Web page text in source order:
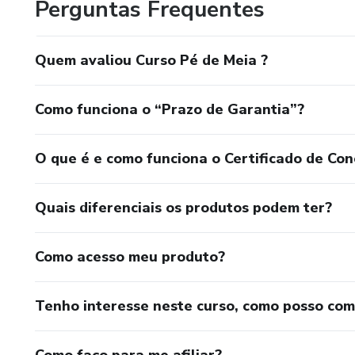
Perguntas Frequentes
Quem avaliou Curso Pé de Meia ?
Como funciona o “Prazo de Garantia”?
O que é e como funciona o Certificado de
Quais diferenciais os produtos podem ter?
Como acesso meu produto?
Tenho interesse neste curso, como posso